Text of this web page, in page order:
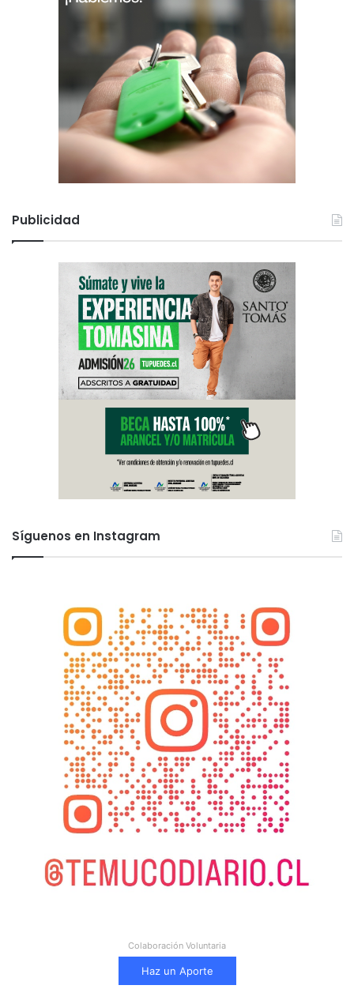
Publicidad
Síguenos en Instagram
Colaboración Voluntaria
Haz un Aporte